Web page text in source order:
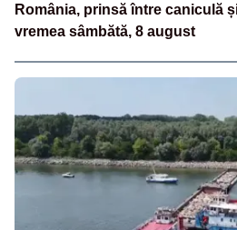
România, prinsă între caniculă
vremea sâmbătă, 8 august